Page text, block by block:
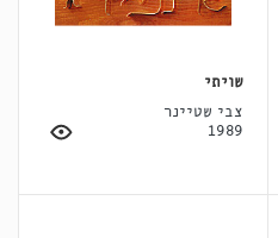
שויתי
צבי שטיינר
1989